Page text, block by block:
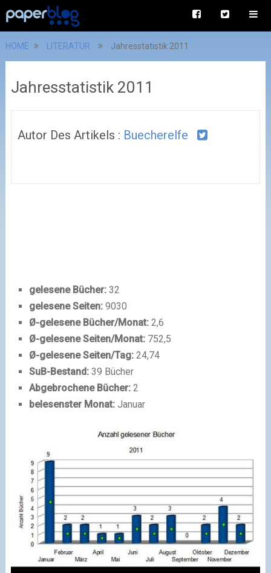
HOME LITERATUR Jahresstatistik 2011
Jahresstatistik 2011
Autor Des Artikels : Buecherelfe
gelesene Bücher:32
gelesene Seiten:9030
Ø-gelesene Bücher/Monat:2,6
Ø-gelesene Seiten/Monat:752,5
Ø-gelesene Seiten/Tag:24,74
SuB-Bestand:39 Bücher
Abgebrochene Bücher:2
belesenster Monat:Januar